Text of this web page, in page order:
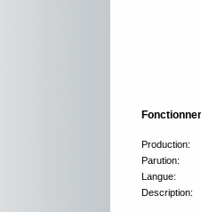
Production:
Parution:
Langue:
Description: